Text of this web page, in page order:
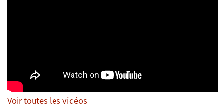
Voir toutes les vidéos